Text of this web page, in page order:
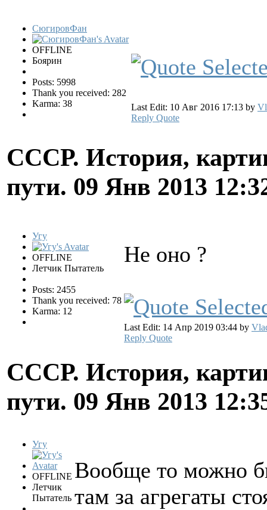
СюгировФан
OFFLINE
Боярин
Posts: 5998
Thank you received: 282
Karma: 38
Last Edit: 10 Авг 2016 17:13 by
Reply Quote
СССР. История,
пути. 09 Янв 2013
Угу
OFFLINE
Летчик Пытатель
Posts: 2455
Thank you received: 78
Karma: 12
Не оно ?
Last Edit: 14 Апр 2019 03:44 by
Reply Quote
СССР. История,
пути. 09 Янв 2013
Угу
OFFLINE
Летчик
Пытатель
Вообще то можно
там за агрегаты